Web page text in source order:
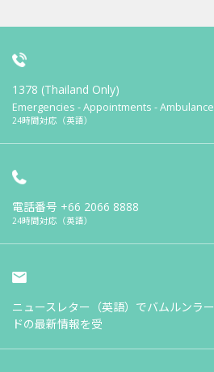
1378 (Thailand Only)
Emergencies - Appointments - Ambulance
24時間対応（英語）
電話番号 +66 2066 8888
24時間対応（英語）
ニュースレター（英語）でバムルンラー
ドの最新情報を受